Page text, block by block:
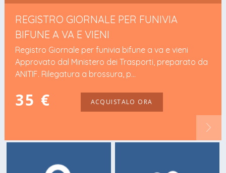
REGISTRO GIORNALE PER FUNIVIA
BIFUNE A VA E VIENI
Registro Giornale per funivia bifune a va e vieni
Approvato dal Ministero dei Trasporti, preparato da
ANITIF. Rilegatura a brossura, p...
35 € ACQUISTALO ORA